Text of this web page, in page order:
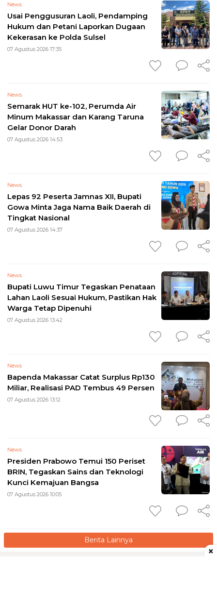
News
Usai Penggusuran Laoli, Pendamping
Hukum dan Petani Laporkan Dugaan
Kekerasan ke Polda Sulsel
07 Agustus 2026 17:35
News
Semarak HUT ke-102, Perumda Air
Minum Makassar dan Karang Taruna
Gelar Donor Darah
07 Agustus 2026 14:53
News
Lepas 92 Peserta Jamnas XII, Bupati
Gowa Minta Jaga Nama Baik Daerah di
Tingkat Nasional
07 Agustus 2026 14:37
News
Bupati Luwu Timur Tegaskan Penataan
Lahan Laoli Sesuai Hukum, Pastikan Hak
Warga Tetap Dipenuhi
07 Agustus 2026 13:42
News
Bapenda Makassar Catat Surplus Rp130
Miliar, Realisasi PAD Tembus 49 Persen
07 Agustus 2026 13:12
News
Presiden Prabowo Temui 150 Periset
BRIN, Tegaskan Sains dan Teknologi
Kunci Kemajuan Bangsa
07 Agustus 2026 10:05
Berita Lainnya
×